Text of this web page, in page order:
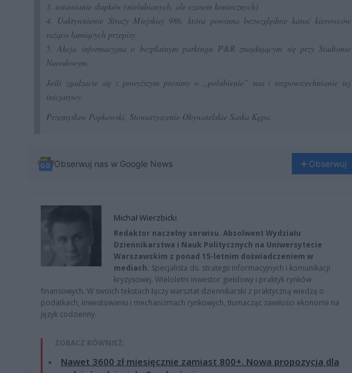
3. ustawianie słupków (nielubianych, ale czasem koniecznych)
4. Uaktywnienie Straży Miejskiej 986, która powinna bezwzględnie karać kierowców
rażąco łamiących przepisy.
5. Akcja informacyjna o bezpłatnym parkingu P&R znajdującym się przy Stadionie
Narodowym.
Jeśli zgadzacie się z powyższym prosimy o „polubienie” nas i rozpowszechnianie tej
inicjatywy.
Przemysław Popkowski, Stowarzyszenie Obywatelskie Saska Kępa.
Obserwuj nas w Google News Obserwuj
Michał Wierzbicki
Redaktor naczelny serwisu. Absolwent Wydziału
Dziennikarstwa i Nauk Politycznych na Uniwersytecie
Warszawskim z ponad 15-letnim doświadczeniem w
mediach. Specjalista ds. strategii informacyjnych i komunikacji
kryzysowej. Wieloletni inwestor giełdowy i praktyk rynków
finansowych. W swoich tekstach łączy warsztat dziennikarski z praktyczną wiedzą o
podatkach, inwestowaniu i mechanizmach rynkowych, tłumacząc zawiłości ekonomii na
język codzienny.
ZOBACZ RÓWNIEŻ:
Nawet 3600 zł miesięcznie zamiast 800+. Nowa propozycja dla